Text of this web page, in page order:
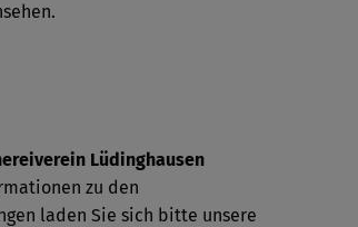
Lüdinghausen
zu den
laden Sie sich bitte unsere